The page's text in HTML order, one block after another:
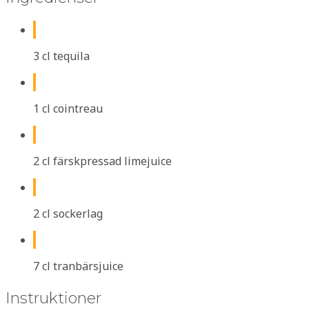
3 cl tequila
1 cl cointreau
2 cl färskpressad limejuice
2 cl sockerlag
7 cl tranbärsjuice
Instruktioner